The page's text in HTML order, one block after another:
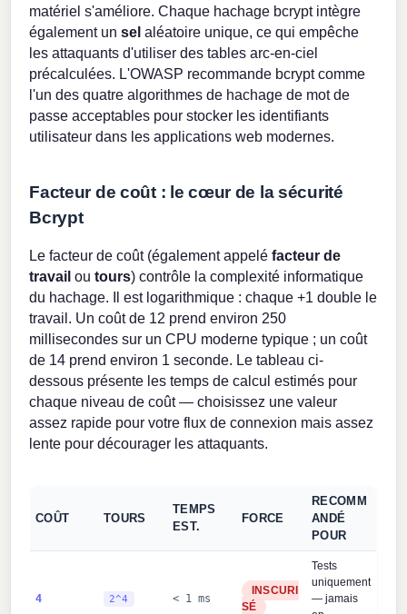
matériel s'améliore. Chaque hachage bcrypt intègre
également unsel aléatoire unique, ce qui empêche
les attaquants d'utiliser des tables arc-en-ciel
précalculées. L'OWASP recommande bcrypt comme
l'un des quatre algorithmes de hachage de mot de
passe acceptables pour stocker les identifiants
utilisateur dans les applications web modernes.
Facteur de coût : le cœur de la sécurité
Bcrypt
Le facteur de coût (également appeléfacteur de
travail outours) contrôle la complexité informatique
du hachage. Il est logarithmique : chaque +1 double le
travail. Un coût de 12 prend environ 250
millisecondes sur un CPU moderne typique ; un coût
de 14 prend environ 1 seconde. Le tableau ci-
dessous présente les temps de calcul estimés pour
chaque niveau de coût — choisissez une valeur
assez rapide pour votre flux de connexion mais assez
lente pour décourager les attaquants.
COÛT TOURS
TEMPS
EST.
FORCE
RECOMM
ANDÉ
POUR
4 2^4 < 1 ms
INSCURI
SÉ
Tests
uniquement
— jamais